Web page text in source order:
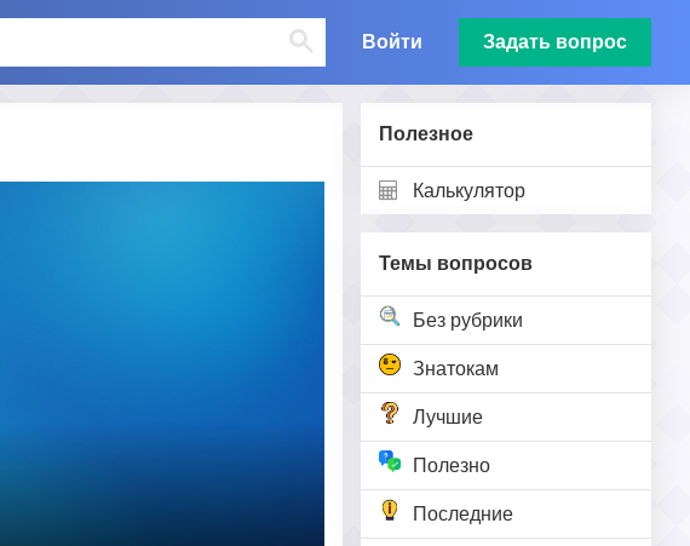
Войти Задать вопрос
Полезное
Калькулятор
Темы вопросов
Без рубрики
Знатокам
Лучшие
Полезно
Последние